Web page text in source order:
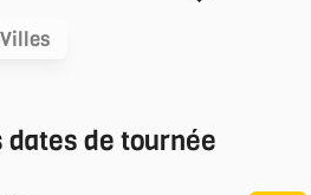
dates de tournée